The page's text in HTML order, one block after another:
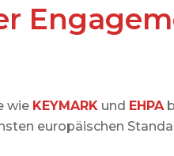
wie KEYMARK und EHPA
europäischen